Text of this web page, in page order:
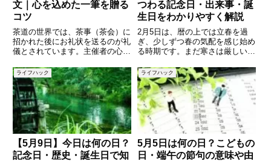
文｜心を込めた一筆を贈る
コツ
茶道の世界では、茶事（茶会）に
招かれた後にお礼状を送るのが礼
儀とされています。主催者の心を
持ちを表すことで、よりよい関係
を築くことができます。しかし、
お礼状の書き方や表現に迷う方も
多いのではないでしょうか。この
つわる記念日・出来事・誕
生日をわかりやすく解説
2月5日は、暦の上では立春を過
ぎ、少しずつ春の気配を感じ始め
る時期です。まだ寒さは厳しいも
照時間が長くなったりと、季節の
移ろいを実感する人も多いのでは
ないでしょうか。そんな2月5日
には、意外と知られていない記念
ライフハック
【5月9日】今日は何の日？
記念日・歴史・誕生日で知
ライフハック
5月5日は何の日？こどもの
日・端午の節句の意味や由